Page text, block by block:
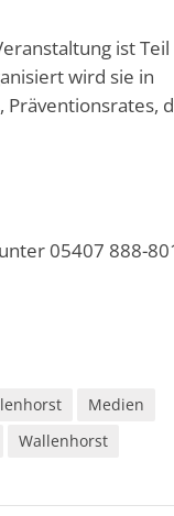
ist
wird sie in
Präventionsrates,
05407 888-
Medien
Wallenhorst